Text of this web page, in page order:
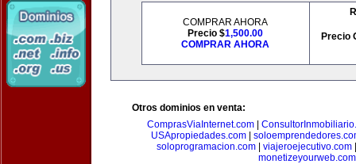
COMPRAR AHORA
Precio $1,500.00
COMPRAR AHORA
Precio
Otros dominios en venta:
ComprasViaInternet.com
USApropiedades.com
soloprogramacion.com
viajeroejecutivo.com
monetizeyourweb.com